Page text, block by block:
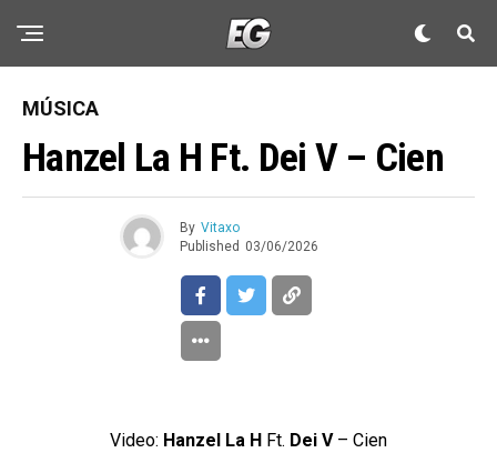
MÚSICA
Hanzel La H Ft. Dei V – Cien
By Vitaxo
Published 03/06/2026
Video: Hanzel La H Ft. Dei V– Cien